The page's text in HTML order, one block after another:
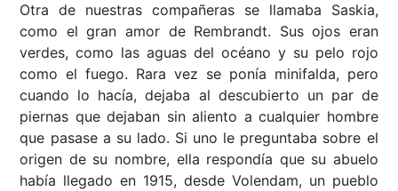
Otra de nuestras compañeras se llamaba Saskia,
como el gran amor de Rembrandt. Sus ojos eran
verdes, como las aguas del océano y su pelo rojo
como el fuego. Rara vez se ponía minifalda, pero
cuando lo hacía, dejaba al descubierto un par de
piernas que dejaban sin aliento a cualquier hombre
que pasase a su lado. Si uno le preguntaba sobre el
origen de su nombre, ella respondía que su abuelo
había llegado en 1915, desde Volendam, un pueblo